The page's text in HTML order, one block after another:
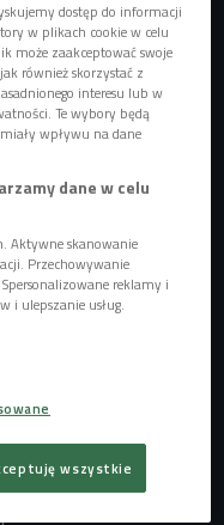
Wikimedia Commons
w jezyku
mu się poddać -
dostęp do informacji
w plikach cookie w celu
może zaakceptować swoje
również skorzystać z
interesu lub w
Te wybory będą
wpływu na dane
dane w celu
Aktywne skanowanie
Przechowywanie
reklamy i
i ulepszanie usług.
wszystkie